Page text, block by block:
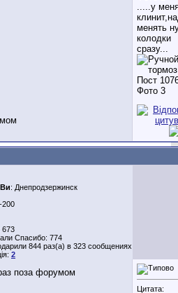
.....у
менять
колодки
сразу...
: Днепродзержинск
200
673
Спасибо: 774
844 раз(а) в 323 сообщениях
2
Цитата: